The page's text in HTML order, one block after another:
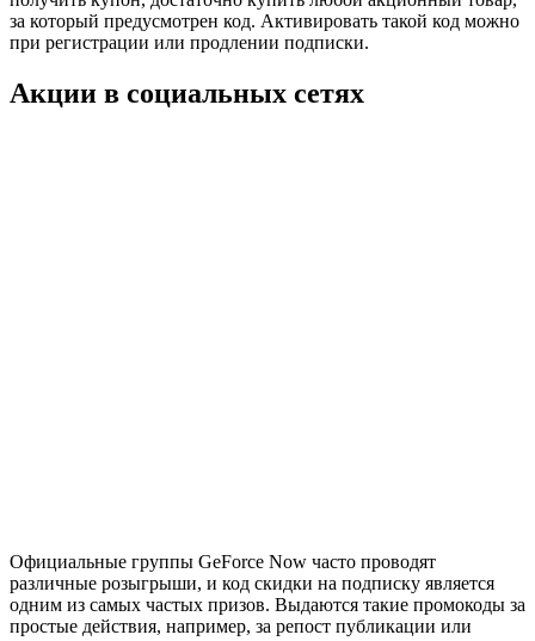
за который предусмотрен код. Активировать такой код можно
при регистрации или продлении подписки.
Акции в социальных сетях
Официальные группы GeForce Now часто проводят
различные розыгрыши, и код скидки на подписку является
одним из самых частых призов. Выдаются такие промокоды за
простые действия, например, за репост публикации или